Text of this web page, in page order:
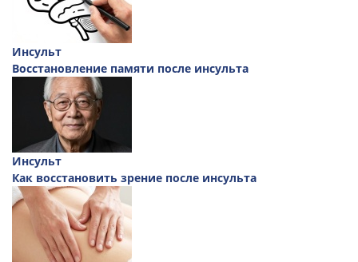
Инсульт
Восстановление памяти после инсульта
Инсульт
Как восстановить зрение после инсульта